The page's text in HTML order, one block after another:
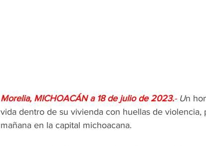
Morelia, MICHOACÁN a 18 de julio de 2023.- Un
vida dentro de su vivienda con huellas de
mañana en la capital michoacana.